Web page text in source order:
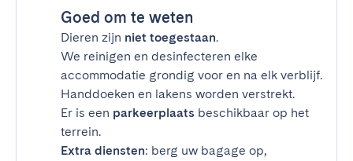
Goed om te weten
Dieren zijn niet toegestaan.
We reinigen en desinfecteren elke
accommodatie grondig voor en na elk verblijf.
Handdoeken en lakens worden verstrekt.
Er is een parkeerplaats beschikbaar op het
terrein.
Extra diensten: berg uw bagage op,